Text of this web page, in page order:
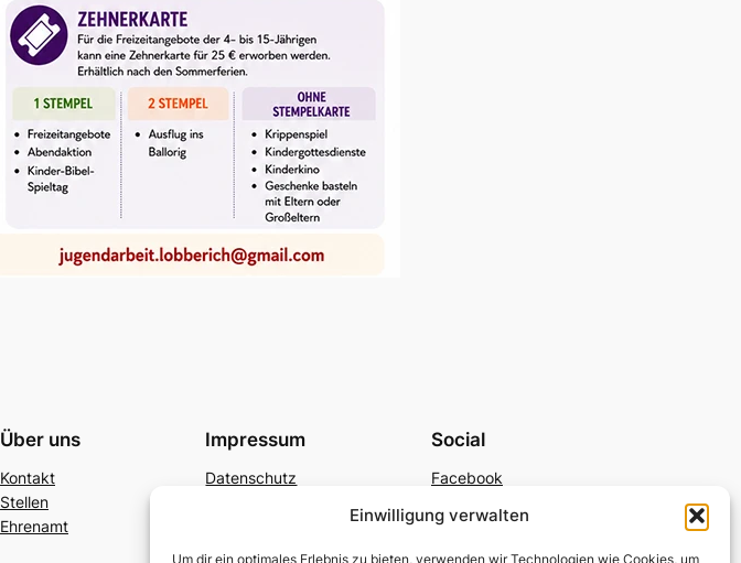
Einwilligung verwalten
Um dir ein optimales Erlebnis zu bieten, verwenden wir Technologien wie Cookies, um
Über uns
Kontakt
Stellen
Ehrenamt
Impressum
Datenschutz
Social
Facebook